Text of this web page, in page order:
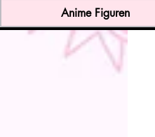
Anime Figuren